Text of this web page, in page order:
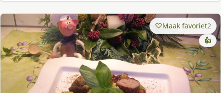
Maak favoriet2
👍